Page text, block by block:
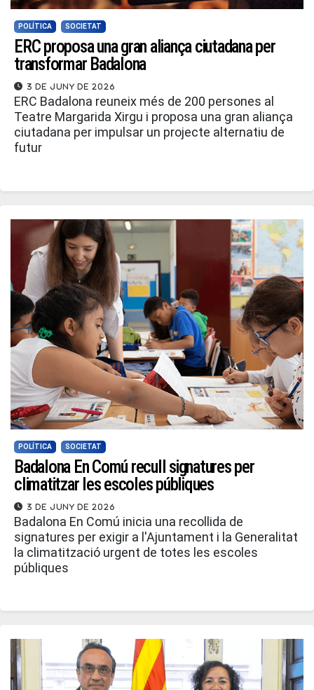
POLÍTICA SOCIETAT
ERC proposa una gran aliança ciutadana per
transformar Badalona
3 de juny de 2026
ERC Badalona reuneix més de 200 persones al
Teatre Margarida Xirgu i proposa una gran aliança
ciutadana per impulsar un projecte alternatiu de
futur
POLÍTICA SOCIETAT
Badalona En Comú recull signatures per
climatitzar les escoles públiques
3 de juny de 2026
Badalona En Comú inicia una recollida de
signatures per exigir a l'Ajuntament i la Generalitat
la climatització urgent de totes les escoles
públiques